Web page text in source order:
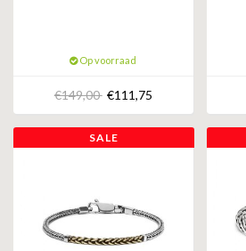
Op voorraad
€149,00 €111,75
SALE